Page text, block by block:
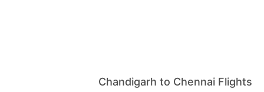
Chandigarh to Chennai Flights